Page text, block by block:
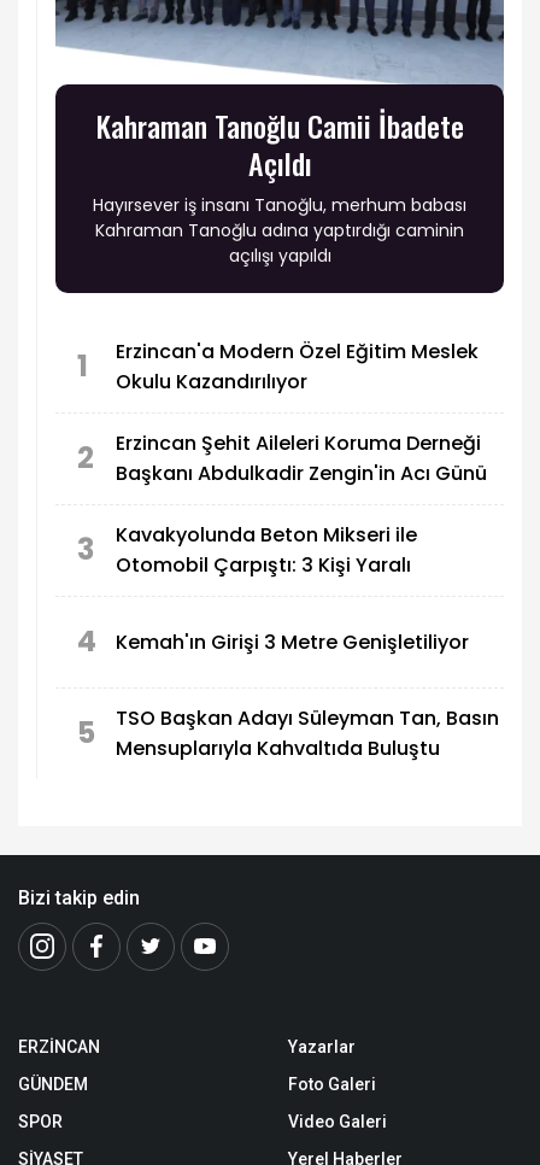
Kahraman Tanoğlu Camii İbadete
Açıldı
Hayırsever iş insanı Tanoğlu, merhum babası
Kahraman Tanoğlu adına yaptırdığı caminin
açılışı yapıldı
1
Erzincan'a Modern Özel Eğitim Meslek
Okulu Kazandırılıyor
2
Erzincan Şehit Aileleri Koruma Derneği
Başkanı Abdulkadir Zengin'in Acı Günü
3
Kavakyolunda Beton Mikseri ile
Otomobil Çarpıştı: 3 Kişi Yaralı
4 Kemah'ın Girişi 3 Metre Genişletiliyor
5
TSO Başkan Adayı Süleyman Tan, Basın
Mensuplarıyla Kahvaltıda Buluştu
Bizi takip edin
ERZİNCAN
GÜNDEM
SPOR
SİYASET
Yazarlar
Foto Galeri
Video Galeri
Yerel Haberler